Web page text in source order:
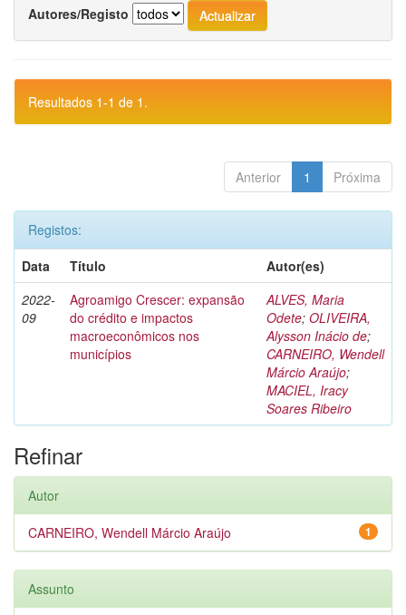
Autores/Registo
Resultados 1-1 de 1.
Anterior 1 Próxima
Registos:
Data
Título
Autor(es)
2022-
09
Agroamigo Crescer: expansão
do crédito e impactos
macroeconômicos nos
municípios
ALVES, Maria
Odete; OLIVEIRA,
Alysson Inácio de;
CARNEIRO, Wendell
Márcio Araújo;
MACIEL, Iracy
Soares Ribeiro
Refinar
Autor
1
CARNEIRO, Wendell Márcio Araújo
Assunto